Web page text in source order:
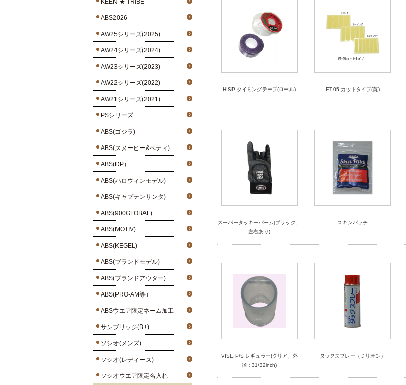
KEEN ★ TRIBE
ABS2026
AW25シリーズ(2025)
AW24シリーズ(2024)
AW23シリーズ(2023)
AW22シリーズ(2022)
AW21シリーズ(2021)
PSシリーズ
ABS(ゴジラ)
ABS(スヌーピー&ベティ)
ABS(DP）
ABS(ハロウィンモデル)
ABS(キャプテンサンタ)
ABS(900GLOBAL)
ABS(MOTIV)
ABS(KEGEL)
ABS(ブランドモデル)
ABS(ブランドアウター)
ABS(PRO-AM等）
ABSウエア限定ネーム加工
サンブリッジ(B+)
ソシオ(メンズ)
ソシオ(レディース)
ソシオウエア限定名入れ
HISP タイミングテープ(ロール) ET-05 カットタイプ(黄)
スーパータッキーパーム(ブラック、
左右あり)
スキンパッチ
VISE P/S レギュラー(クリア、外
径：31/32inch)
タックスプレー（ミリオン）